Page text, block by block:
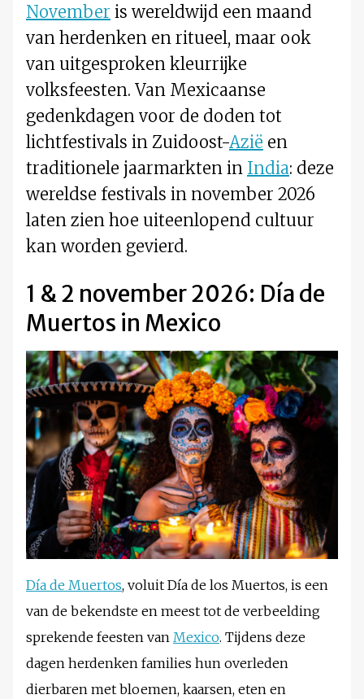
November is wereldwijd een maand
van herdenken en ritueel, maar ook
van uitgesproken kleurrijke
volksfeesten. Van Mexicaanse
gedenkdagen voor de doden tot
lichtfestivals in Zuidoost-Azië en
traditionele jaarmarkten in India: deze
wereldse festivals in november 2026
laten zien hoe uiteenlopend cultuur
kan worden gevierd.
1 & 2 november 2026: Día de
Muertos in Mexico
Día de Muertos, voluit Día de los Muertos, is een
van de bekendste en meest tot de verbeelding
sprekende feesten van Mexico. Tijdens deze
dagen herdenken families hun overleden
dierbaren met bloemen, kaarsen, eten en